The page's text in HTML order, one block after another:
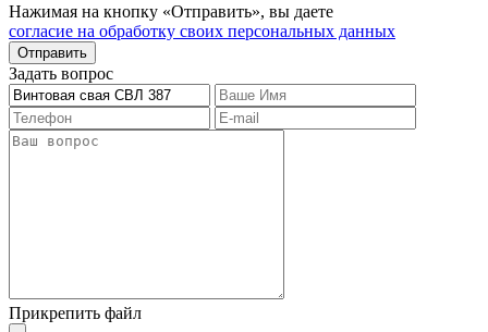
Нажимая на кнопку «Отправить», вы даете
согласие на обработку своих персональных данных
Отправить
Задать вопрос
Прикрепить файл